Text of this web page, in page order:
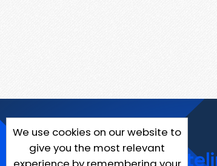
We use cookies on our website to
give you the most relevant